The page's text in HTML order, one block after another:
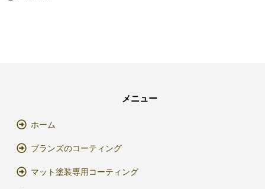
メニュー
ホーム
ブランズのコーティング
マット塗装専用コーティング